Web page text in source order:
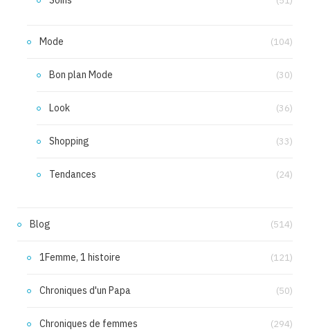
Mode (104)
Bon plan Mode (30)
Look (36)
Shopping (33)
Tendances (24)
Blog (514)
1Femme, 1 histoire (121)
Chroniques d'un Papa (50)
Chroniques de femmes (294)